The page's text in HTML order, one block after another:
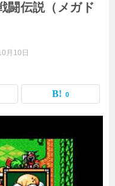
闘伝説（メガド
月10日
0